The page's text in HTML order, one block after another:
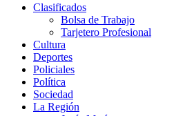
Clasificados
Bolsa de Trabajo
Tarjetero Profesional
Cultura
Deportes
Policiales
Política
Sociedad
La Región